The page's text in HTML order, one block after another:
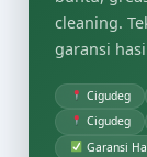
cleaning.
garansi
Cigudeg
Cigudeg
Garansi